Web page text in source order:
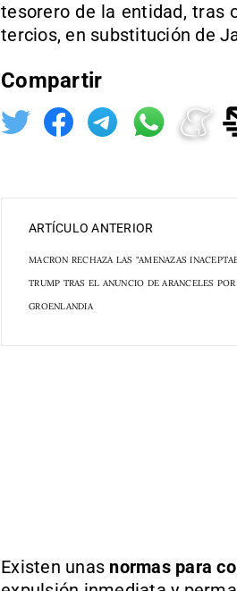
tesorero de la entidad, tras
tercios, en substitución de
Compartir
ARTÍCULO ANTERIOR
MACRON RECHAZA LAS "AMENAZAS
TRUMP TRAS EL ANUNCIO DE ARANCELES POR
GROENLANDIA
Existen unas normas para